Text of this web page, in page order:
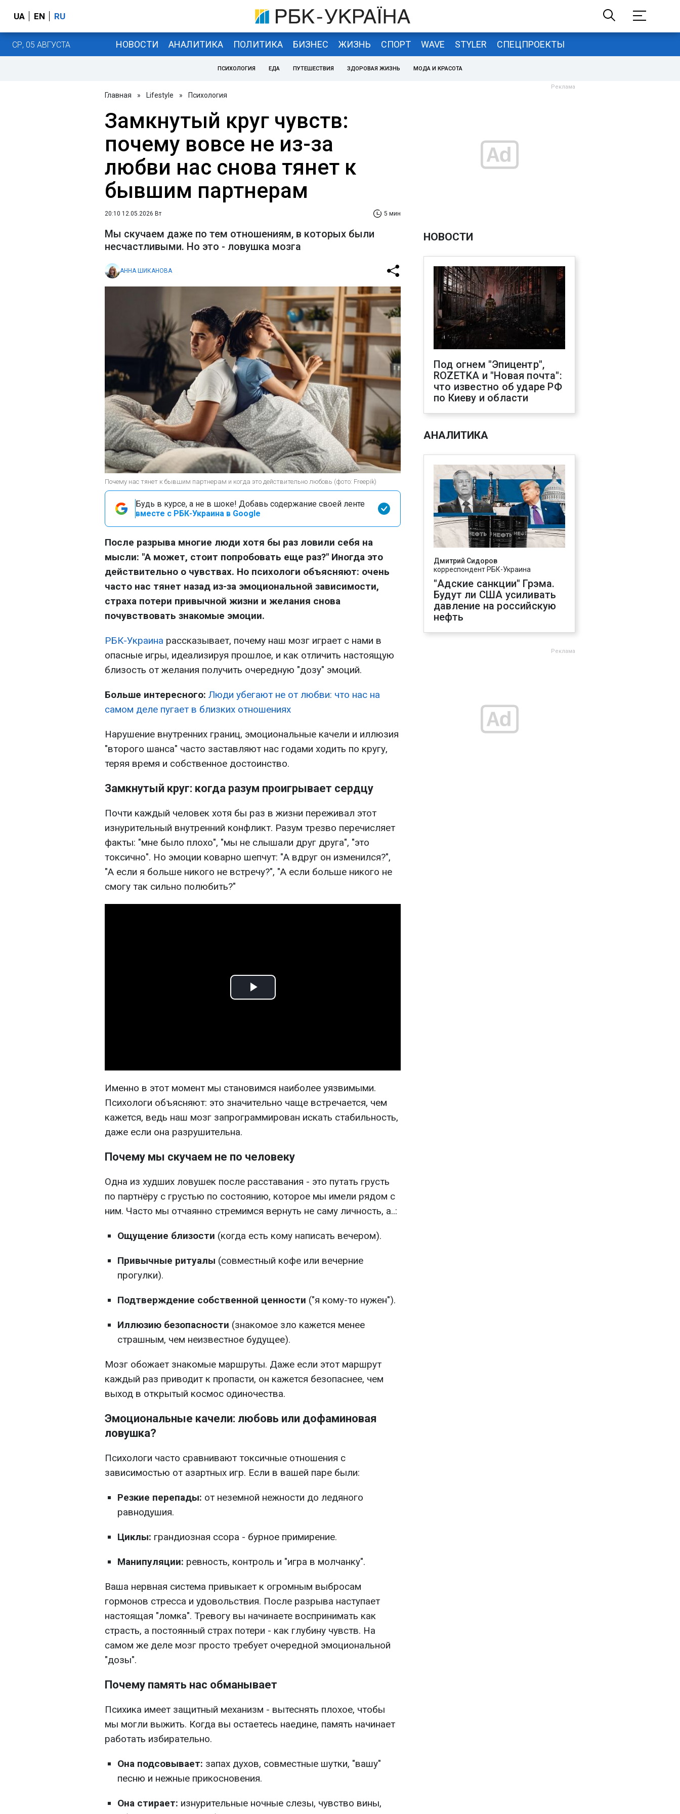
UA EN RU
СР, 05 АВГУСТА НОВОСТИ АНАЛИТИКА ПОЛИТИКА БИЗНЕС ЖИЗНЬ СПОРТ WAVE STYLER СПЕЦПРОЕКТЫ
ПСИХОЛОГИЯ ЕДА ПУТЕШЕСТВИЯ ЗДОРОВАЯ ЖИЗНЬ МОДА И КРАСОТА
Главная » Lifestyle » Психология
Замкнутый круг чувств:
почему вовсе не из-за
любви нас снова тянет к
бывшим партнерам
20:10 12.05.2026 Вт 5 мин
Мы скучаем даже по тем отношениям, в которых были
несчастливыми. Но это - ловушка мозга
АННА ШИКАНОВА
Почему нас тянет к бывшим партнерам и когда это действительно любовь (фото: Freepik)
Будь в курсе, а не в шоке! Добавь содержание своей ленте
вместе с РБК-Украина в Google
После разрыва многие люди хотя бы раз ловили себя на
мысли: "А может, стоит попробовать еще раз?" Иногда это
действительно о чувствах. Но психологи объясняют: очень
часто нас тянет назад из-за эмоциональной зависимости,
страха потери привычной жизни и желания снова
почувствовать знакомые эмоции.
РБК-Украина рассказывает, почему наш мозг играет с нами в
опасные игры, идеализируя прошлое, и как отличить настоящую
близость от желания получить очередную "дозу" эмоций.
Больше интересного: Люди убегают не от любви: что нас на
самом деле пугает в близких отношениях
Нарушение внутренних границ, эмоциональные качели и иллюзия
"второго шанса" часто заставляют нас годами ходить по кругу,
теряя время и собственное достоинство.
Замкнутый круг: когда разум проигрывает сердцу
Почти каждый человек хотя бы раз в жизни переживал этот
изнурительный внутренний конфликт. Разум трезво перечисляет
факты: "мне было плохо", "мы не слышали друг друга", "это
токсично". Но эмоции коварно шепчут: "А вдруг он изменился?",
"А если я больше никого не встречу?", "А если больше никого не
смогу так сильно полюбить?"
Play
Именно в этот момент мы становимся наиболее уязвимыми.
Психологи объясняют: это значительно чаще встречается, чем
кажется, ведь наш мозг запрограммирован искать стабильность,
даже если она разрушительна.
Почему мы скучаем не по человеку
Одна из худших ловушек после расставания - это путать грусть
по партнёру с грустью по состоянию, которое мы имели рядом с
ним. Часто мы отчаянно стремимся вернуть не саму личность, а..:
Ощущение близости (когда есть кому написать вечером).
Привычные ритуалы (совместный кофе или вечерние
прогулки).
Подтверждение собственной ценности ("я кому-то нужен").
Иллюзию безопасности (знакомое зло кажется менее
страшным, чем неизвестное будущее).
Мозг обожает знакомые маршруты. Даже если этот маршрут
каждый раз приводит к пропасти, он кажется безопаснее, чем
выход в открытый космос одиночества.
Эмоциональные качели: любовь или дофаминовая
ловушка?
Психологи часто сравнивают токсичные отношения с
зависимостью от азартных игр. Если в вашей паре были:
Резкие перепады: от неземной нежности до ледяного
равнодушия.
Циклы: грандиозная ссора - бурное примирение.
Манипуляции: ревность, контроль и "игра в молчанку".
Ваша нервная система привыкает к огромным выбросам
гормонов стресса и удовольствия. После разрыва наступает
настоящая "ломка". Тревогу вы начинаете воспринимать как
страсть, а постоянный страх потери - как глубину чувств. На
самом же деле мозг просто требует очередной эмоциональной
"дозы".
Почему память нас обманывает
Психика имеет защитный механизм - вытеснять плохое, чтобы
мы могли выжить. Когда вы остаетесь наедине, память начинает
работать избирательно.
Она подсовывает: запах духов, совместные шутки, "вашу"
песню и нежные прикосновения.
Она стирает: изнурительные ночные слезы, чувство вины,
НОВОСТИ
Под огнем "Эпицентр",
ROZETKA и "Новая почта":
что известно об ударе РФ
по Киеву и области
АНАЛИТИКА
Дмитрий Сидоров
корреспондент РБК-Украина
"Адские санкции" Грэма.
Будут ли США усиливать
давление на российскую
нефть